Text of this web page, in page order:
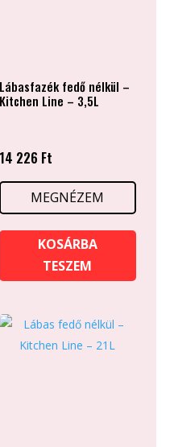
Lábasfazék fedő nélkül –
Kitchen Line – 3,5L
14 226 Ft
MEGNÉZEM
KOSÁRBA
TESZEM